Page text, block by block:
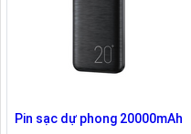
Pin sạc dự phong 20000mAh